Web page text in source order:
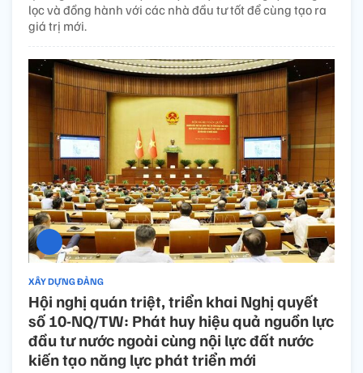
lọc và đồng hành với các nhà đầu tư tốt để cùng tạo ra
giá trị mới.
XÂY DỰNG ĐẢNG
Hội nghị quán triệt, triển khai Nghị quyết
số 10-NQ/TW: Phát huy hiệu quả nguồn lực
đầu tư nước ngoài cùng nội lực đất nước
kiến tạo năng lực phát triển mới